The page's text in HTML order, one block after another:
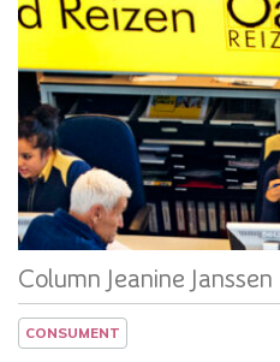
Column
Jeanine
Column Jeanine Janssen
CONSUMENT